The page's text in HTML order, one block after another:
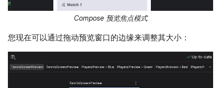
Compose 预览焦点模式
您现在可以通过拖动预览窗口的边缘来调整其大小：